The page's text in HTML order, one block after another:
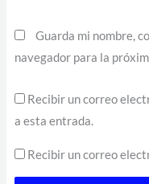
Guarda mi nombre,
navegador para la
Recibir un correo
a esta entrada.
Recibir un correo